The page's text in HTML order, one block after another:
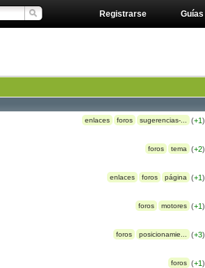
Guías
Registrarse
(+1)
enlaces foros sugerencias-...
(+2)
foros tema
(+1)
enlaces foros página
(+1)
foros motores
(+3)
foros posicionamie...
(+1)
foros